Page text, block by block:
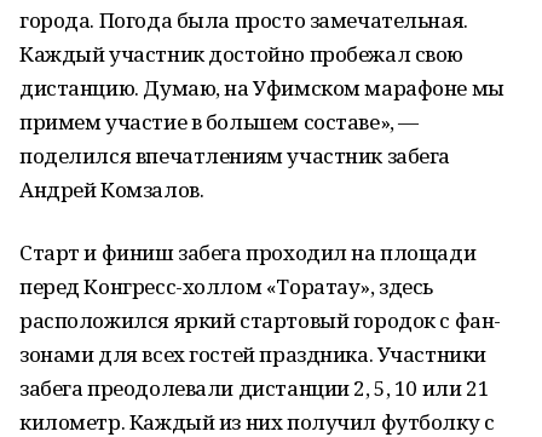
города. Погода была просто замечательная.
Каждый участник достойно пробежал свою
дистанцию. Думаю, на Уфимском марафоне мы
примем участие в большем составе», —
поделился впечатлениям участник забега
Андрей Комзалов.
Старт и финиш забега проходил на площади
перед Конгресс-холлом «Торатау», здесь
расположился яркий стартовый городок с фан-
зонами для всех гостей праздника. Участники
забега преодолевали дистанции 2, 5, 10 или 21
километр. Каждый из них получил футболку с